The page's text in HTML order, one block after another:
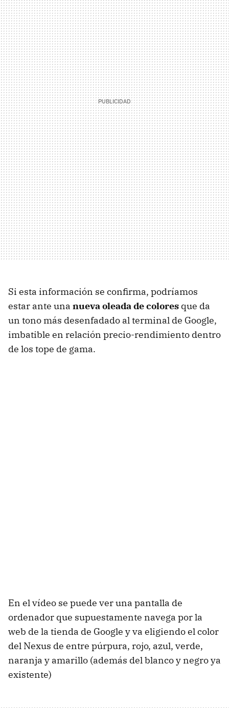
Si esta información se confirma, podríamos
estar ante una nueva oleada de colores que da
un tono más desenfadado al terminal de Google,
imbatible en relación precio-rendimiento dentro
de los tope de gama.
En el vídeo se puede ver una pantalla de
ordenador que supuestamente navega por la
web de la tienda de Google y va eligiendo el color
del Nexus de entre púrpura, rojo, azul, verde,
naranja y amarillo (además del blanco y negro ya
existente)